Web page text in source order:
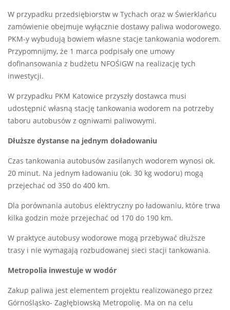
W przypadku przedsiębiorstw w Tychach oraz w Świerklańcu
zamówienie obejmuje wyłącznie dostawy paliwa wodorowego.
PKM-y wybudują bowiem własne stacje tankowania wodorem.
Przypomnijmy, że 1 marca podpisały one umowy
dofinansowania z budżetu NFOŚiGW na realizację tych
inwestycji.
W przypadku PKM Katowice przyszły dostawca musi
udostępnić własną stację tankowania wodorem na potrzeby
taboru autobusów z ogniwami paliwowymi.
Dłuższe dystanse na jednym doładowaniu
Czas tankowania autobusów zasilanych wodorem wynosi ok.
20 minut. Na jednym ładowaniu (ok. 30 kg wodoru) mogą
przejechać od 350 do 400 km.
Dla porównania autobus elektryczny po ładowaniu, które trwa
kilka godzin może przejechać od 170 do 190 km.
W praktyce autobusy wodorowe mogą przebywać dłuższe
trasy i nie wymagają rozbudowanej sieci stacji tankowania.
Metropolia inwestuje w wodór
Zakup paliwa jest elementem projektu realizowanego przez
Górnośląsko- Zagłębiowską Metropolię. Ma on na celu